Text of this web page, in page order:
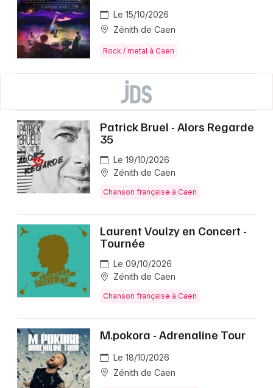
Le 15/10/2026
Zénith de Caen
Rock / metal à Caen
Patrick Bruel - Alors Regarde
35
Le 19/10/2026
Zénith de Caen
Chanson française à Caen
Laurent Voulzy en Concert -
Tournée
Le 09/10/2026
Zénith de Caen
Chanson française à Caen
M.pokora - Adrenaline Tour
Le 18/10/2026
Zénith de Caen